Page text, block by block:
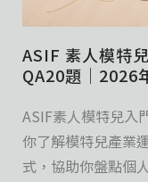
ASIF 素人模特
QA20題｜2026
ASIF素人模特兒入
你了解模特兒產業
式，協助你盤點個